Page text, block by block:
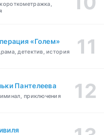
«Голем»
детектив, история
Пантелеева
приключения